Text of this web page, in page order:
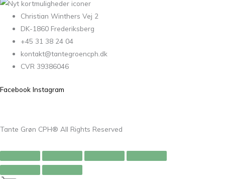
Christian Winthers Vej 2
DK-1860 Frederiksberg
+45 31 38 24 04
kontakt@tantegroencph.dk
CVR 39386046
Facebook Instagram
Tante Grøn CPH® All Rights Reserved